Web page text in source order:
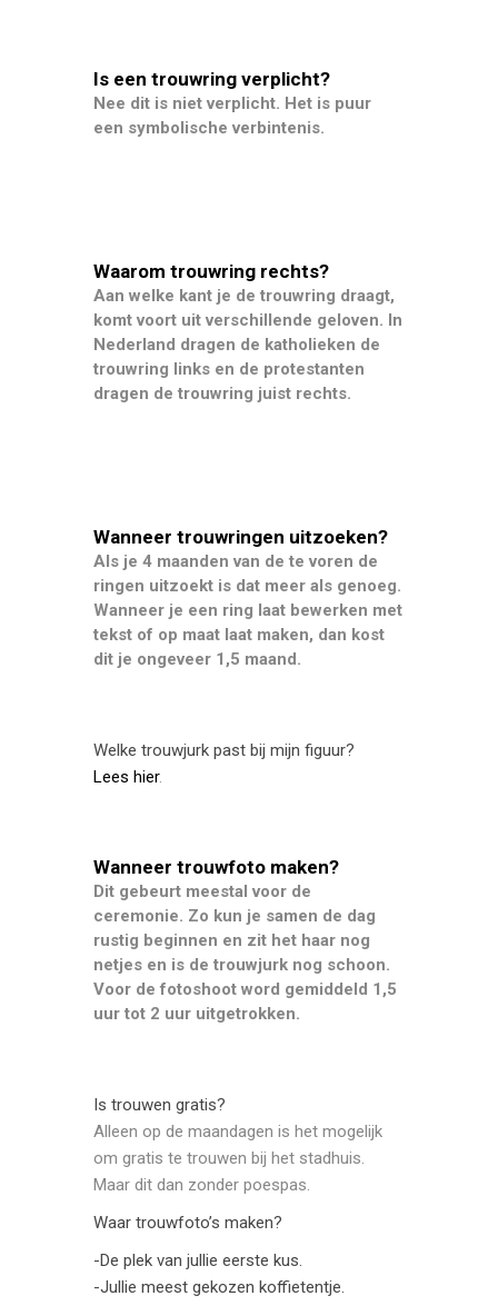
Is een trouwring verplicht?
Nee dit is niet verplicht. Het is puur
een symbolische verbintenis.
Waarom trouwring rechts?
Aan welke kant je de trouwring draagt,
komt voort uit verschillende geloven. In
Nederland dragen de katholieken de
trouwring links en de protestanten
dragen de trouwring juist rechts.
Wanneer trouwringen uitzoeken?
Als je 4 maanden van de te voren de
ringen uitzoekt is dat meer als genoeg.
Wanneer je een ring laat bewerken met
tekst of op maat laat maken, dan kost
dit je ongeveer 1,5 maand.
Welke trouwjurk past bij mijn figuur?
Lees hier.
Wanneer trouwfoto maken?
Dit gebeurt meestal voor de
ceremonie. Zo kun je samen de dag
rustig beginnen en zit het haar nog
netjes en is de trouwjurk nog schoon.
Voor de fotoshoot word gemiddeld 1,5
uur tot 2 uur uitgetrokken.
Is trouwen gratis?
Alleen op de maandagen is het mogelijk
om gratis te trouwen bij het stadhuis.
Maar dit dan zonder poespas.
Waar trouwfoto’s maken?
-De plek van jullie eerste kus.
-Jullie meest gekozen koffietentje.